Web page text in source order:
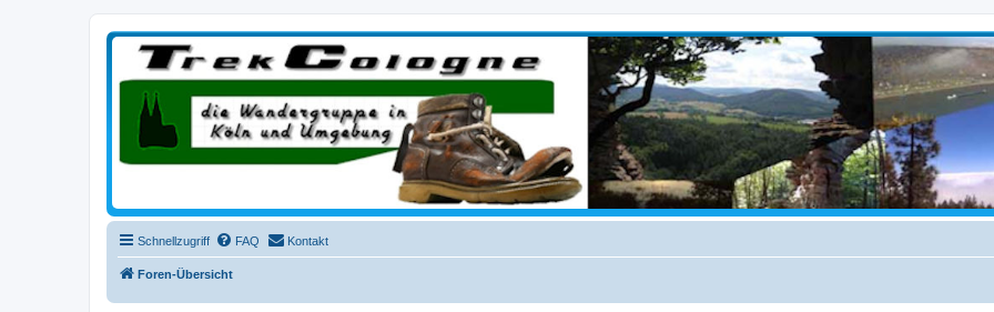
trekcologne.de
Wanderungen rund um Köln
Schnellzugriff FAQ Kontakt
Foren-Übersicht